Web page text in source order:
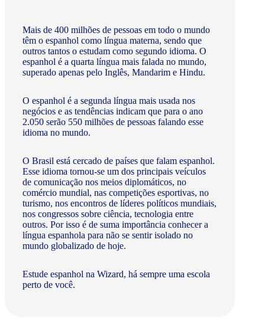
Mais de 400 milhões de pessoas em todo o mundo
têm o espanhol como língua materna, sendo que
outros tantos o estudam como segundo idioma. O
espanhol é a quarta língua mais falada no mundo,
superado apenas pelo Inglês, Mandarim e Hindu.
O espanhol é a segunda língua mais usada nos
negócios e as tendências indicam que para o ano
2.050 serão 550 milhões de pessoas falando esse
idioma no mundo.
O Brasil está cercado de países que falam espanhol.
Esse idioma tornou-se um dos principais veículos
de comunicação nos meios diplomáticos, no
comércio mundial, nas competições esportivas, no
turismo, nos encontros de líderes políticos mundiais,
nos congressos sobre ciência, tecnologia entre
outros. Por isso é de suma importância conhecer a
língua espanhola para não se sentir isolado no
mundo globalizado de hoje.
Estude espanhol na Wizard, há sempre uma escola
perto de você.